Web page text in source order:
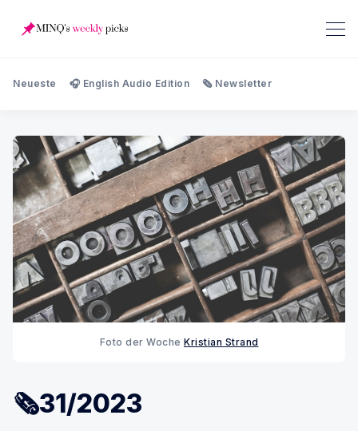
Neueste 🎧 English Audio Edition 🗞️ Newsletter
Foto der Woche Kristian Strand
🗞31/2023